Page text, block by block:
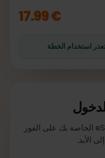
€ 17.99
استخدام الخطة
سجّل الدخول لتفعيل بطاقة eSIM الخاصة بك على الفور
الأبد.